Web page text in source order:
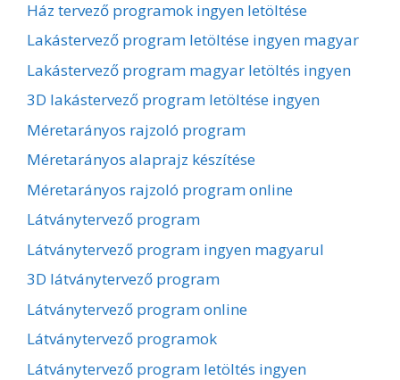
Ház tervező programok ingyen letöltése
Lakástervező program letöltése ingyen magyar
Lakástervező program magyar letöltés ingyen
3D lakástervező program letöltése ingyen
Méretarányos rajzoló program
Méretarányos alaprajz készítése
Méretarányos rajzoló program online
Látványtervező program
Látványtervező program ingyen magyarul
3D látványtervező program
Látványtervező program online
Látványtervező programok
Látványtervező program letöltés ingyen